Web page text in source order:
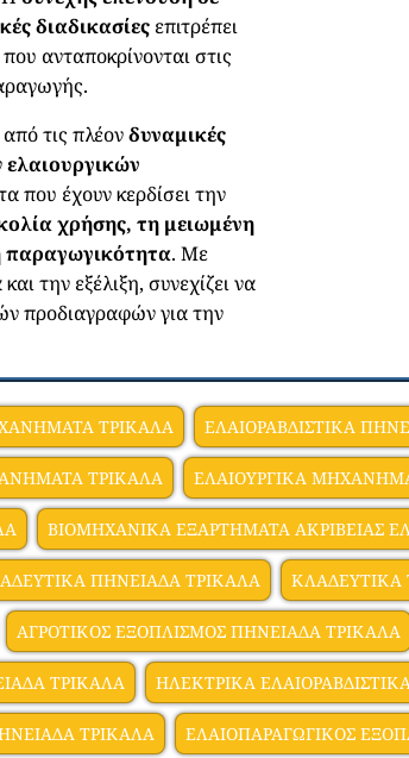
διαδικασίες επιτρέπει
που ανταποκρίνονται στις
από τις πλέονδυναμικές
ελαιουργικών
που έχουν κερδίσει την
χρήσης, τη μειωμένη
. Με
την εξέλιξη, συνεχίζει να
προδιαγραφών για την
ΤΡΙΚΑΛΑ ΕΛΑΙΟΡΑΒΔΙΣΤΙΚΑ
ΤΡΙΚΑΛΑ ΕΛΑΙΟΥΡΓΙΚΑ
ΒΙΟΜΗΧΑΝΙΚΑ ΕΞΑΡΤΗΜΑΤΑ ΑΚΡΙΒΕΙΑΣ
ΠΗΝΕΙΑΔΑ ΤΡΙΚΑΛΑ ΚΛΑΔΕΥΤΙΚΑ
ΑΓΡΟΤΙΚΟΣ ΕΞΟΠΛΙΣΜΟΣ ΠΗΝΕΙΑΔΑ ΤΡΙΚΑΛΑ
ΤΡΙΚΑΛΑ ΗΛΕΚΤΡΙΚΑ
ΤΡΙΚΑΛΑ ΕΛΑΙΟΠΑΡΑΓΩΓΙΚΟΣ